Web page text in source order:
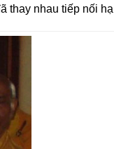
thay nhau tiếp nối